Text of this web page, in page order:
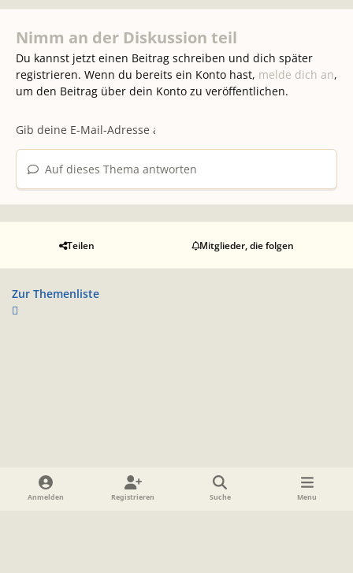
Nimm an der Diskussion teil
Du kannst jetzt einen Beitrag schreiben und dich später
registrieren. Wenn du bereits ein Konto hast, melde dich an,
um den Beitrag über dein Konto zu veröffentlichen.
Auf dieses Thema antworten
Teilen Mitglieder, die folgen
Zur Themenliste
Heller Modus
Dunkler ModusSystemeinstellung
Anmelden Registrieren Suche Menu